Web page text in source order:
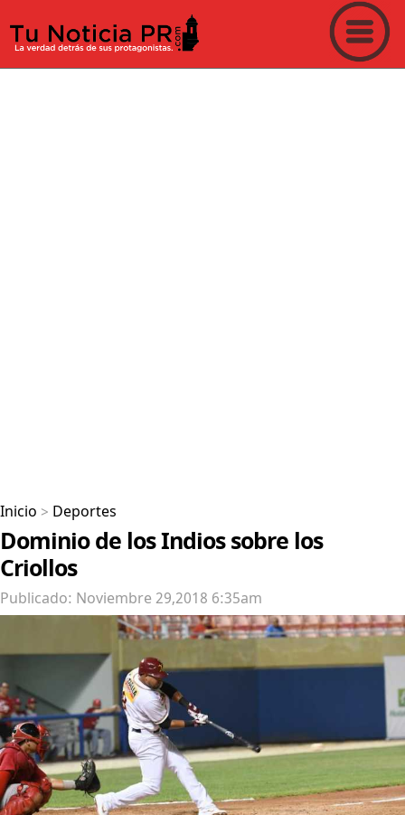
Inicio > Deportes
Dominio de los Indios sobre los
Criollos
Publicado: Noviembre 29,2018 6:35am